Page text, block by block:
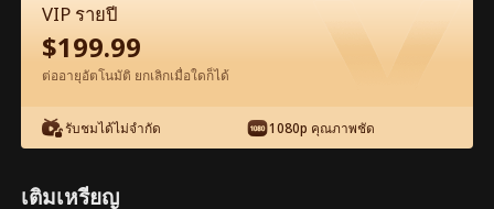
ฉันได้ เต็มเรื่อง ภาพยนตร์เต็มเรื่อง
27 28 29 30 31
VIP รายปี
$199.99
ต่ออายุอัตโนมัติ ยกเลิกเมื่อใดก็ได้
รับชมได้ไม่จำกัด 1080p คุณภาพชัด
เติมเหรียญ